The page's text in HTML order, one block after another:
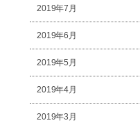
2019年7月
2019年6月
2019年5月
2019年4月
2019年3月